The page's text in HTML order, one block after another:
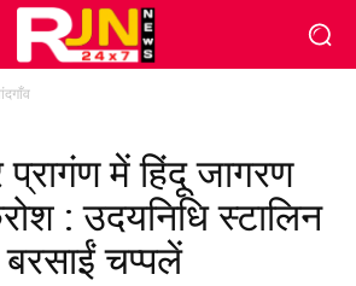
प्रागंण में हिंदू जागरण
: उदयनिधि स्टालिन
चप्पलें